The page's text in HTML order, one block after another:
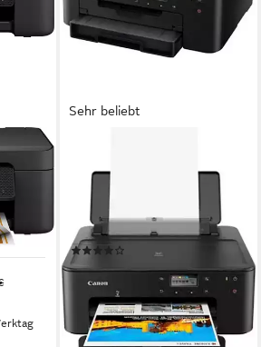
Druck
Scan
Sehr beliebt
Tintenstrahldrucker
4800 x 1200 dpi
Auflösung s/w Druck
Tintendruck
Druckverfahren
ab 72,90 € UVP95,00 €
lieferbar - am nächsten Werktag
bei dir